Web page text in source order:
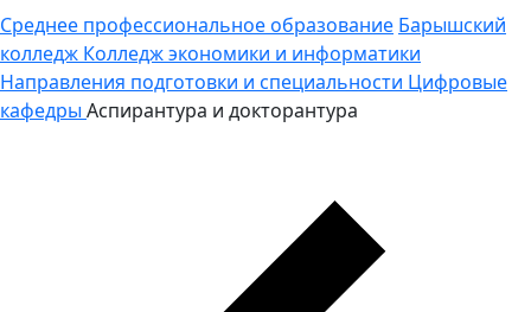
Среднее профессиональное образование Барышский
колледж Колледж экономики и информатики
Направления подготовки и специальности Цифровые
кафедры Аспирантура и докторантура